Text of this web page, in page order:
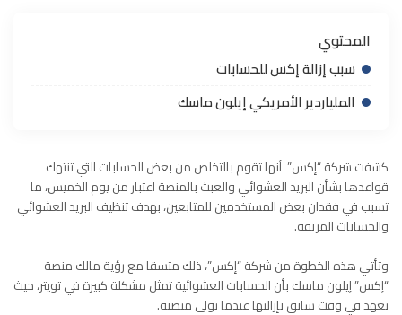
المحتوي
سبب إزالة إكس للحسابات
الملياردير الأمريكي إيلون ماسك
كشفت شركة “إكس” أنها تقوم بالتخلص من بعض الحسابات التي تنتهك
قواعدها بشأن البريد العشوائي والعبث بالمنصة اعتبار من يوم الخميس، ما
تسبب في فقدان بعض المستخدمين للمتابعين، بهدف تنظيف البريد العشوائي
والحسابات المزيفة.
وتأتي هذه الخطوة من شركة “إكس”،ذلك متسقا مع رؤية مالك منصة
“إكس” إيلون ماسك بأن الحسابات العشوائية تمثل مشكلة كبيرة في تويتر، حيث
تعهد في وقت سابق بإزالتها عندما تولى منصبه.